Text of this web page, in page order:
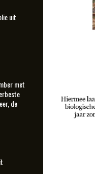
uit
met
de